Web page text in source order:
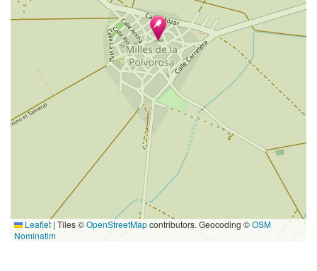
Leaflet | Tiles ©OpenStreetMapcontributors. Geocoding ©OSM
Nominatim